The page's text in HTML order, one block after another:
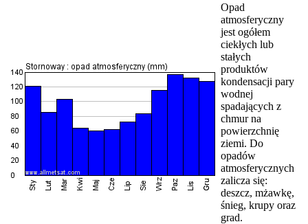
Opad
atmosferyczny
jest ogółem
ciekłych lub
stałych
produktów
kondensacji pary
wodnej
spadających z
chmur na
powierzchnię
ziemi. Do
opadów
atmosferycznych
zalicza się:
deszcz, mżawkę,
śnieg, krupy oraz
grad.